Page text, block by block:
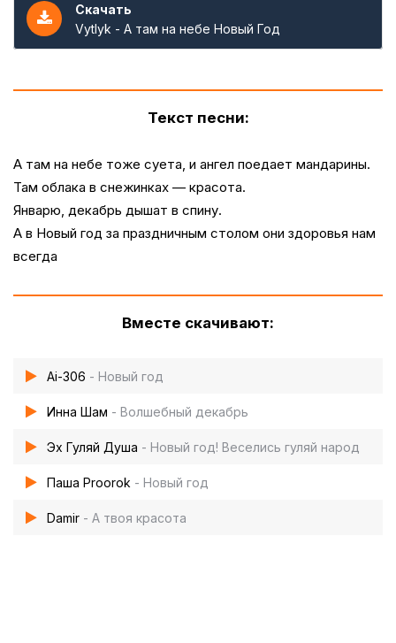
Скачать
Vytlyk - А там на небе Новый Год
Текст песни:
А там на небе тоже суета, и ангел поедает мандарины.
Там облака в снежинках — красота.
Январю, декабрь дышат в спину.
А в Новый год за праздничным столом они здоровья нам
всегда
Вместе скачивают:
Ai-306 - Новый год
Инна Шам - Волшебный декабрь
Эх Гуляй Душа - Новый год! Веселись гуляй народ
Паша Proorok - Новый год
Damir - А твоя красота